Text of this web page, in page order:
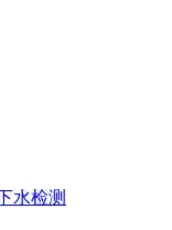
水检测